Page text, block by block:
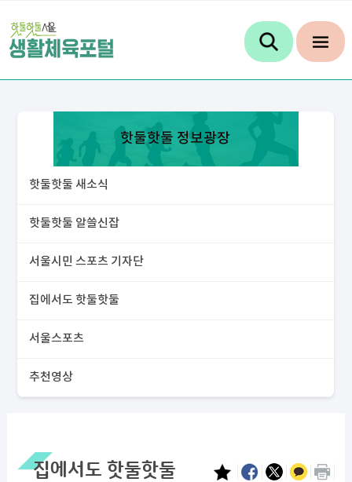
핫둘핫둘 정보광장
핫둘핫둘 새소식
핫둘핫둘 알쓸신잡
서울시민 스포츠 기자단
집에서도 핫둘핫둘
서울스포츠
추천영상
집에서도 핫둘핫둘